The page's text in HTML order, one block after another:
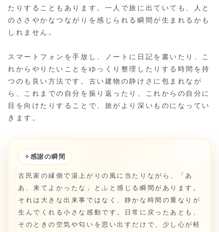
たりすることもあります。一人で旅に出ていても、人と
のささやかなつながりを感じられる瞬間が生まれるかも
しれません。
スマートフォンを手放し、ノートに日記を書いたり、こ
れからやりたいことをゆっくり整理したりする時間を持
つのも良い方法です。古い建物の静けさに包まれなが
ら、これまでの自分を振り返ったり、これからの自分に
目を向けたりすることで、旅がより深いものになってい
きます。
✧感謝の瞬間
古民家の縁側で湯上がりの風に当たりながら、「あ
あ、来てよかったな」とふと感じる瞬間があります。
それは大きな出来事ではなく、静かな時間の重なりが
生んでくれる小さな感動です。日常に戻ったあとも、
そのときの空気や匂いを思い出すだけで、少し心が軽